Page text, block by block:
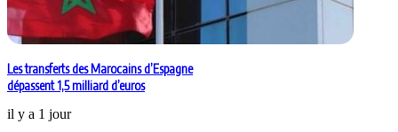
Les transferts des Marocains d’Espagne
dépassent 1,5 milliard d’euros
il y a 1 jour